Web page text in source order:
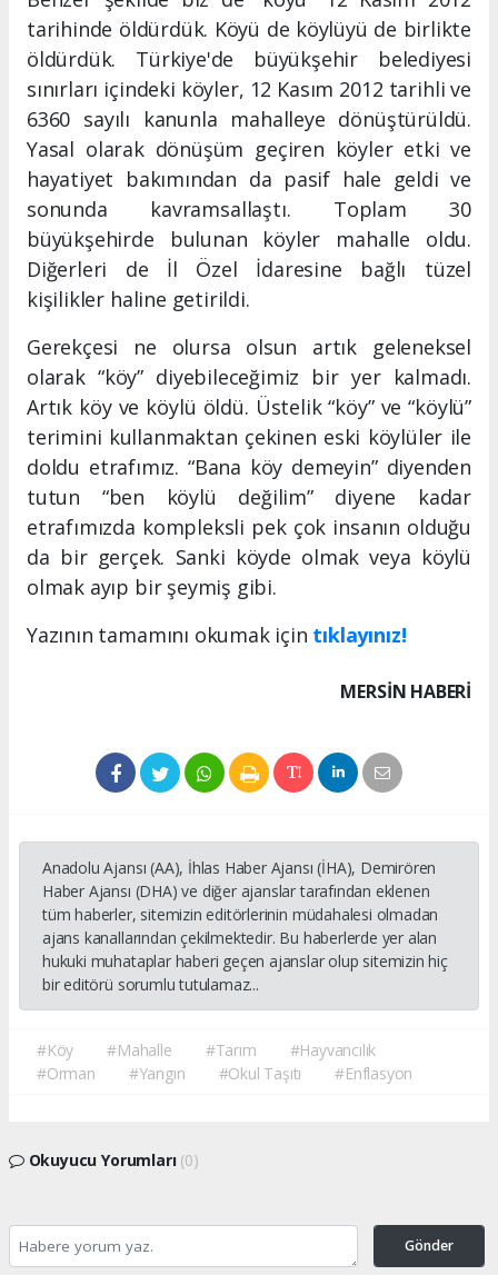
tarihinde öldürdük. Köyü de köylüyü de birlikte
öldürdük. Türkiye'de büyükşehir belediyesi
sınırları içindeki köyler, 12 Kasım 2012 tarihli ve
6360 sayılı kanunla mahalleye dönüştürüldü.
Yasal olarak dönüşüm geçiren köyler etki ve
hayatiyet bakımından da pasif hale geldi ve
sonunda kavramsallaştı. Toplam 30
büyükşehirde bulunan köyler mahalle oldu.
Diğerleri de İl Özel İdaresine bağlı tüzel
kişilikler haline getirildi.
Gerekçesi ne olursa olsun artık geleneksel
olarak “köy” diyebileceğimiz bir yer kalmadı.
Artık köy ve köylü öldü. Üstelik “köy” ve “köylü”
terimini kullanmaktan çekinen eski köylüler ile
doldu etrafımız. “Bana köy demeyin” diyenden
tutun “ben köylü değilim” diyene kadar
etrafımızda kompleksli pek çok insanın olduğu
da bir gerçek. Sanki köyde olmak veya köylü
olmak ayıp bir şeymiş gibi.
Yazının tamamını okumak için tıklayınız!
MERSIN HABERİ
Anadolu Ajansı (AA), İhlas Haber Ajansı (İHA), Demirören
Haber Ajansı (DHA) ve diğer ajanslar tarafından eklenen
tüm haberler, sitemizin editörlerinin müdahalesi olmadan
ajans kanallarından çekilmektedir. Bu haberlerde yer alan
hukuki muhataplar haberi geçen ajanslar olup sitemizin hiç
bir editörü sorumlu tutulamaz...
#Köy #Mahalle #Tarım
#Hayvancılık
#Orman
#Yangın #Okul Taşıtı #Enflasyon
Okuyucu Yorumları (0)
Gönder